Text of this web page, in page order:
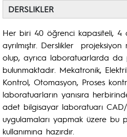
DERSLIKLER
Her biri 40 öğrenci kapasiteli, 4
ayrılmıştır. Derslikler projeksiyon
olup, ayrıca laboratuarlarda da
bulunmaktadır. Mekatronik,
Kontrol, Otomasyon, Proses
laboratuarların yanısıra
adet bilgisayar laboratuarı
uygulamaları yapmak üzere bu
kullanımına hazırdır.